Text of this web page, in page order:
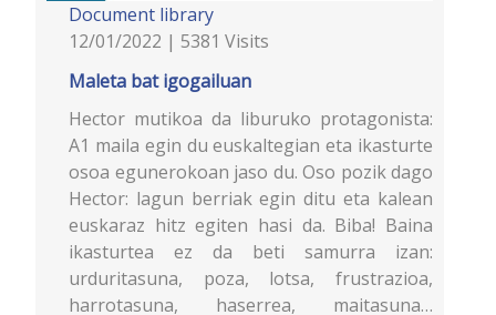
Document library
12/01/2022 | 5381 Visits
Maleta bat igogailuan
Hector mutikoa da liburuko protagonista:
A1 maila egin du euskaltegian eta ikasturte
osoa egunerokoan jaso du. Oso pozik dago
Hector: lagun berriak egin ditu eta kalean
euskaraz hitz egiten hasi da. Biba! Baina
ikasturtea ez da beti samurra izan:
urduritasuna, poza, lotsa, frustrazioa,
harrotasuna, haserrea, maitasuna…